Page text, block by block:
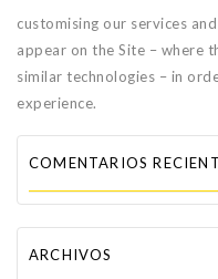
customising our services
appear on the Site – where
similar technologies – in
experience.
COMENTARIOS
ARCHIVOS